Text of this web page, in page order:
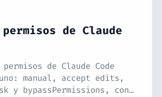
de Claude
de Claude Code
manual, accept edits,
y bypassPermissions, con